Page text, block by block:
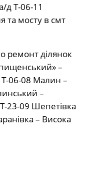
д Т-06-11
та мосту в смт
ремонт ділянок
–
06-08 Малин –
–
23-09 Шепетівка
– Висока